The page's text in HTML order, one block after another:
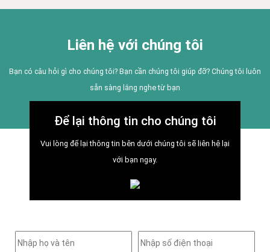
Liên hệ với chúng tôi
Bạn có câu hỏi gì cho chúng tôi? Bạn cần chúng tôi giúp đỡ? Chúng tôi luôn
sẵn sàng lắng nghe từ bạn
Để lại thông tin cho chúng tôi
Vui lòng để lại thông tin bên dưới chúng tôi sẽ liên hệ lại
với bạn ngay.